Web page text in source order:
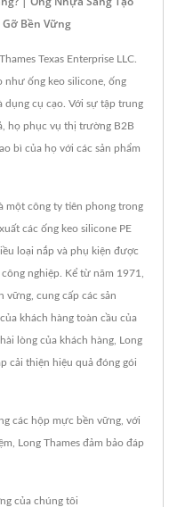
Bền Vững
Texas Enterprise LLC.
như ống keo silicone, ống
dụng cụ cạo. Với sự tập trung
họ phục vụ thị trường B2B
bì của họ với các sản phẩm
một công ty tiên phong trong
các ống keo silicone PE
loại nắp và phụ kiện được
nghiệp. Kể từ năm 1971,
vững, cung cấp các sản
khách hàng toàn cầu của
lòng của khách hàng, Long
cải thiện hiệu quả đóng gói
các hộp mực bền vững, với
Long Thames đảm bảo đáp
của chúng tôi